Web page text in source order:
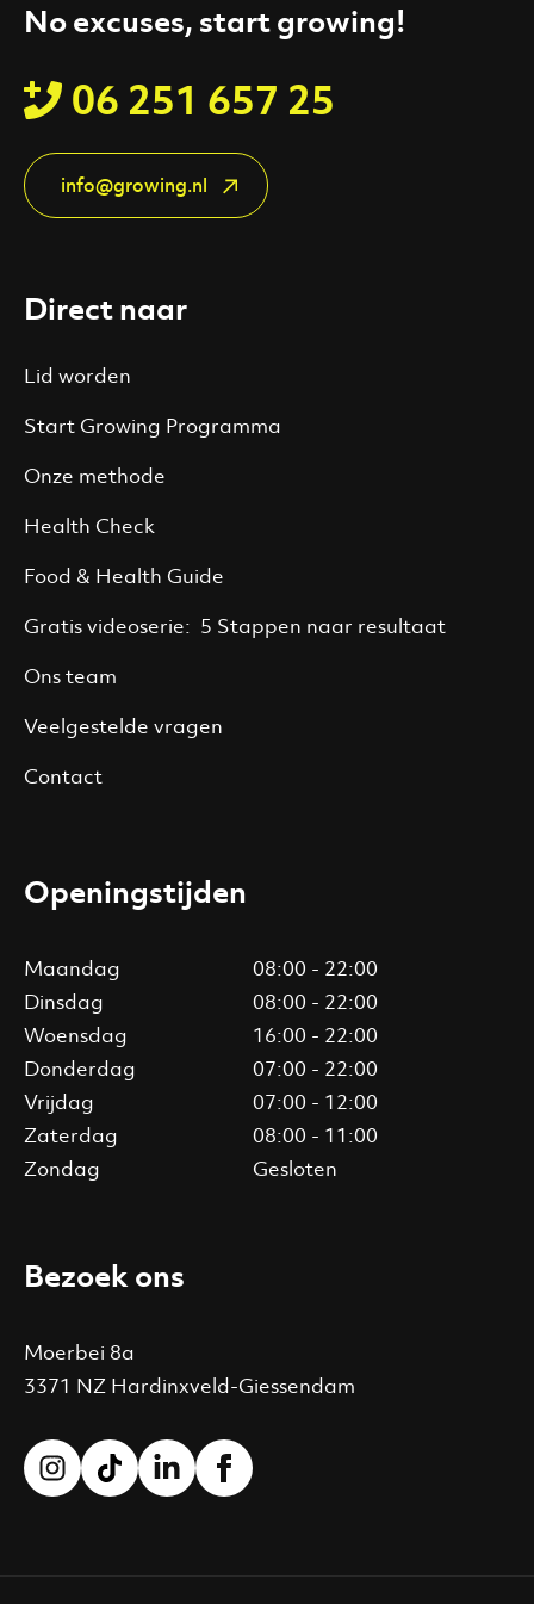
No excuses, start growing!
06 251 657 25
info@growing.nl
Direct naar
Lid worden
Start Growing Programma
Onze methode
Health Check
Food & Health Guide
Gratis videoserie: 5 Stappen naar resultaat
Ons team
Veelgestelde vragen
Contact
Openingstijden
Maandag
08:00 - 22:00
Dinsdag
08:00 - 22:00
Woensdag
16:00 - 22:00
Donderdag
07:00 - 22:00
Vrijdag
07:00 - 12:00
Zaterdag
08:00 - 11:00
Zondag
Gesloten
Bezoek ons
Moerbei 8a
3371 NZ Hardinxveld-Giessendam